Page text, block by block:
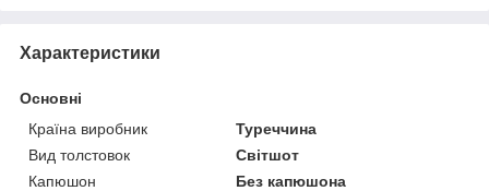
Характеристики
Основні
Країна виробник
Туреччина
Вид толстовок
Світшот
Капюшон
Без капюшона